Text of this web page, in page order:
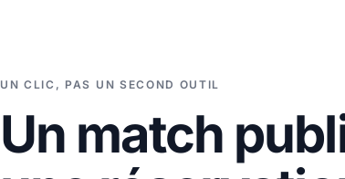
UN CLIC, PAS UN SECOND OUTIL
Un match